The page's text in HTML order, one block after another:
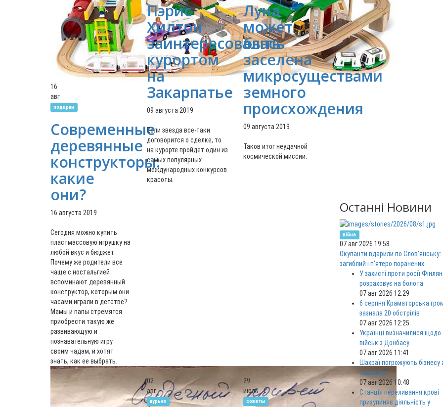
16
авг
подарки
Современные
деревянные
конструкторы:
какие
они?
16 августа 2019
Сегодня можно купить
пластмассовую игрушку на
любой вкус и бюджет.
Почему же родители все
чаще с ностальгией
вспоминают деревянный
конструктор, которым они
часами играли в детстве?
Мамы и папы стремятся
приобрести такую же
развивающую и
познавательную игру
своим чадам, и хотят
знать, как ее выбрать.
Пэрис
Хилтон
заинтересовалась
курортом
на
Закарпатье
09 августа 2019
Если звезда все-таки
договорится о сделке, то
на курорте пройдет один из
самых популярных
международных конкурсов
красоты.
Луна
может
быть
заселена
микросуществами
земного
происхождения
09 августа 2019
Таков итог неудачной
космической миссии.
02
авг
курьез
29
июль
советы
Останні Новини
війна
07 авг 2026 19:58
Окупанти вдарили по Слов'янську:
загиблий і п'ятеро поранених
У захисті проти росії
розраховує на болота
07 авг 2026 12:29
6 серпня Краматорська
зазнала 20 обстрілів
07 авг 2026 12:25
Українці визначилися щодо
військ з Донбасу
07 авг 2026 11:41
Шахраї погрожують бізнесу
«шахедів»
07 авг 2026 10:48
Станція переливання крові
призупиняє діяльність у